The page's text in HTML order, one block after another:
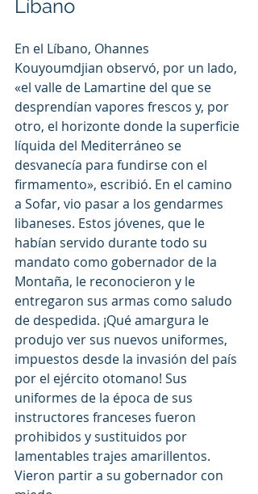
Líbano
En el Líbano, Ohannes
Kouyoumdjian observó, por un lado,
«el valle de Lamartine del que se
desprendían vapores frescos y, por
otro, el horizonte donde la superficie
líquida del Mediterráneo se
desvanecía para fundirse con el
firmamento», escribió. En el camino
a Sofar, vio pasar a los gendarmes
libaneses. Estos jóvenes, que le
habían servido durante todo su
mandato como gobernador de la
Montaña, le reconocieron y le
entregaron sus armas como saludo
de despedida. ¡Qué amargura le
produjo ver sus nuevos uniformes,
impuestos desde la invasión del país
por el ejército otomano! Sus
uniformes de la época de sus
instructores franceses fueron
prohibidos y sustituidos por
lamentables trajes amarillentos.
Vieron partir a su gobernador con